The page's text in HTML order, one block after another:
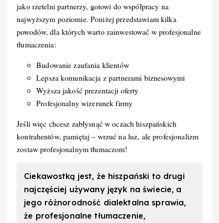
jako rzetelni partnerzy, gotowi do współpracy na
najwyższym poziomie. Poniżej przedstawiam kilka
powodów, dla których warto zainwestować w profesjonalne
tłumaczenia:
Budowanie zaufania klientów
Lepsza komunikacja z partnerami biznesowymi
Wyższa jakość prezentacji oferty
Profesjonalny wizerunek firmy
Jeśli więc chcesz zabłysnąć w oczach hiszpańskich
kontrahentów, pamiętaj – wrzuć na luz, ale profesjonalizm
zostaw profesjonalnym tłumaczom!
Ciekawostką jest, że hiszpański to drugi
najczęściej używany język na świecie, a
jego różnorodność dialektalna sprawia,
że profesjonalne tłumaczenie,